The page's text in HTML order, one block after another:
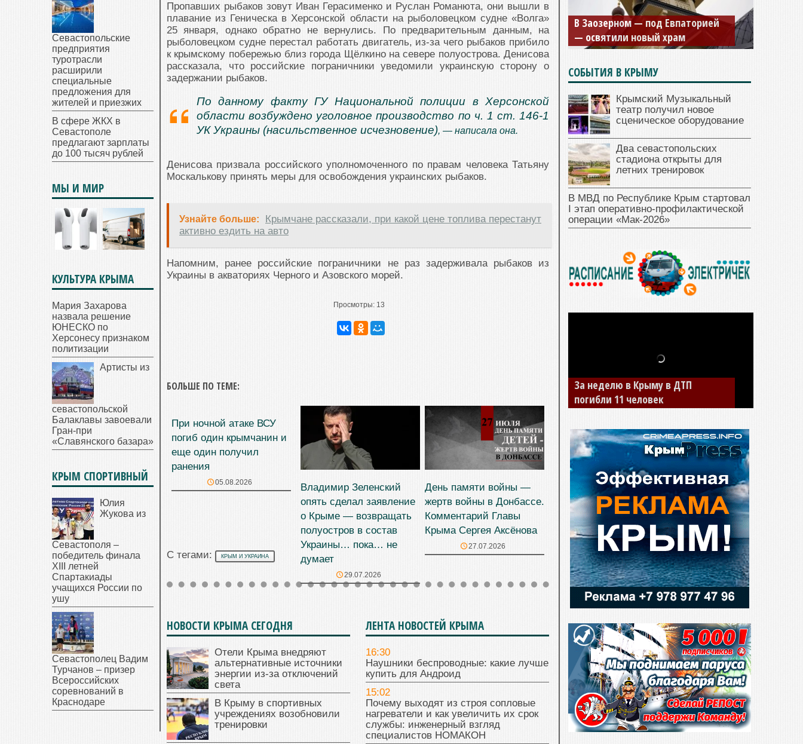
Пропавших рыбаков зовут Иван Герасименко и Руслан Романюта, они вышли в
плавание из Геническа в Херсонской области на рыболовецком судне «Волга»
25 января, однако обратно не вернулись. По предварительным данным, на
рыболовецком судне перестал работать двигатель, из-за чего рыбаков прибило
к крымскому побережью близ города Щёлкино на севере полуострова. Денисова
рассказала, что российские пограничники уведомили украинскую сторону о
задержании рыбаков.
По данному факту ГУ Национальной полиции в Херсонской
области возбуждено уголовное производство по ч. 1 ст. 146-1
УК Украины (насильственное исчезновение), — написала она.
Денисова призвала российского уполномоченного по правам человека Татьяну
Москалькову принять меры для освобождения украинских рыбаков.
Узнайте больше:
Крымчане рассказали, при какой цене топлива перестанут
активно ездить на авто
Напомним, ранее российские пограничники не раз задерживала рыбаков из
Украины в акваториях Черного и Азовского морей.
Просмотры: 13
БОЛЬШЕ ПО ТЕМЕ:
При ночной атаке ВСУ
погиб один крымчанин и
еще один получил
ранения
05.08.2026
Владимир Зеленский
опять сделал заявление
о Крыме — возвращать
полуостров в состав
Украины… пока… не
думает
29.07.2026
День памяти войны —
жертв войны в Донбассе.
Комментарий Главы
Крыма Сергея Аксёнова
27.07.2026
С тегами: КРЫМ И УКРАИНА
НОВОСТИ КРЫМА СЕГОДНЯ
Отели Крыма внедряют
альтернативные источники
энергии из-за отключений
света
В Крыму в спортивных
учреждениях возобновили
тренировки
ЛЕНТА НОВОСТЕЙ КРЫМА
16:30
Наушники беспроводные: какие лучше
купить для Андроид
15:02
Почему выходят из строя сопловые
нагреватели и как увеличить их срок
службы: инженерный взгляд
специалистов НОМАКОН
Севастопольские
предприятия
туротрасли
расширили
специальные
предложения для
жителей и приезжих
В сфере ЖКХ в
Севастополе
предлагают зарплаты
до 100 тысяч рублей
МЫ И МИР
КУЛЬТУРА КРЫМА
Мария Захарова
назвала решение
ЮНЕСКО по
Херсонесу признаком
политизации
Артисты из
севастопольской
Балаклавы завоевали
Гран-при
«Славянского базара»
КРЫМ СПОРТИВНЫЙ
Юлия
Жукова из
Севастополя –
победитель финала
XIII летней
Спартакиады
учащихся России по
ушу
Севастополец Вадим
Турчанов – призер
Всероссийских
соревнований в
Краснодаре
Мужской монастырь Косьмы и
Дамиана в Крыму вновь открыт
для посещения
СОБЫТИЯ В КРЫМУ
Крымский Музыкальный
театр получил новое
сценическое оборудование
Два севастопольских
стадиона открыты для
летних тренировок
В МВД по Республике Крым стартовал
I этап оперативно‑профилактической
операции «Мак‑2026»
В Джанкое водитель ВАЗа сбил
двух детей на «зебре»